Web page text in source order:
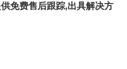
免费售后跟踪,出具解决方